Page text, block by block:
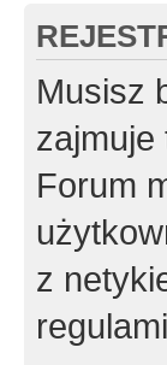
Musisz
zajmuje
Forum
z